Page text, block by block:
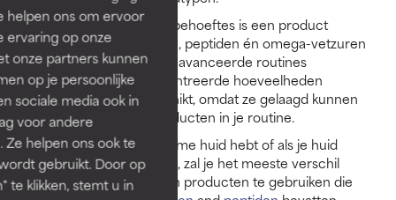
helpen ons om ervoor
ervaring op onze
onze partners kunnen
op je persoonlijke
sociale media ook in
voor andere
helpen ons ook te
gebruikt. Door op
te klikken, stemt u in
Voor sommige skincare-behoeftes is een product
geschikt waar ceramiden, peptiden én omega-vetzuren
in zitten. Vaak zijn voor geavanceerde routines
producten met geconcentreerde hoeveelheden
ingrediënten meer geschikt, omdat ze gelaagd kunnen
worden met andere producten in je routine.
Als je een droge, vochtarme huid hebt of als je huid
gevoelig is voor roodheid, zal je het meeste verschil
merken door een mix van producten te gebruiken die